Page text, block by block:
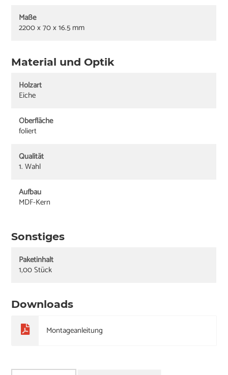
Maße
2200 x 70 x 16.5 mm
Material und Optik
Holzart
Eiche
Oberfläche
foliert
Qualität
1. Wahl
Aufbau
MDF-Kern
Sonstiges
Paketinhalt
1,00 Stück
Downloads
Montageanleitung